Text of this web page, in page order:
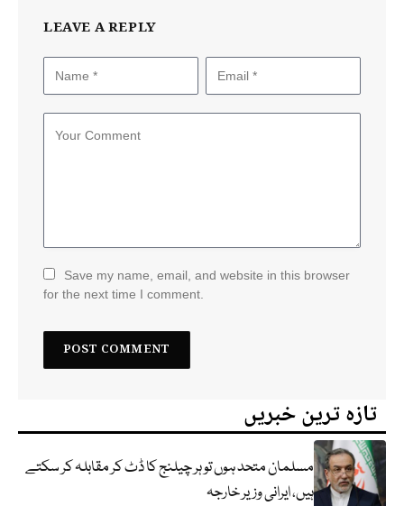
LEAVE A REPLY
Save my name, email, and website in this browser
for the next time I comment.
تازہ ترین خبریں
مسلمان متحد ہوں تو ہر چیلنج کا ڈٹ کر مقابلہ کر سکتے
ہیں، ایرانی وزیر خارجہ